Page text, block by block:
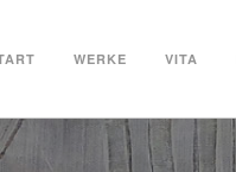
WERKE VITA